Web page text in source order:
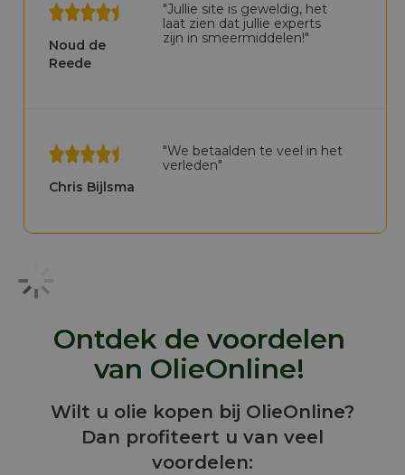
Noud de
Reede
"Jullie site is geweldig, het
laat zien dat jullie experts
zijn in smeermiddelen!"
Chris Bijlsma
"We betaalden te veel in het
verleden"
Ontdek de voordelen
van OlieOnline!
Wilt u olie kopen bij OlieOnline?
Dan profiteert u van veel
voordelen: